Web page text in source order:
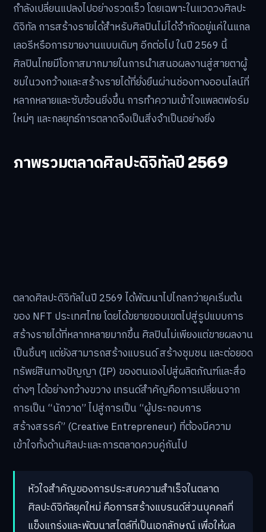
กำลังเปลี่ยนแปลงไปอย่างรวดเร็ว โดยเฉพาะในแวดวงศิลปะ
ดิจิทัล การสร้างรายได้สำหรับศิลปินไม่ได้จำกัดอยู่แค่ในแกล
เลอรีหรือการขายงานแบบเดิมๆ อีกต่อไป ในปี 2569 นี้
ศิลปินไทยมีโอกาสมากมายในการนำเสนอผลงานสู่สายตาผู้
ชมในวงกว้างและสร้างรายได้ที่ยั่งยืนผ่านช่องทางออนไลน์ที่
หลากหลายและซับซ้อนยิ่งขึ้น การทำความเข้าใจแพลตฟอร์ม
ใหม่ๆ และกลยุทธ์การตลาดจึงเป็นสิ่งจำเป็นอย่างยิ่ง
ภาพรวมตลาดศิลปะดิจิทัลปี 2569
ตลาดศิลปะดิจิทัลในปี 2569 ได้พัฒนาไปไกลกว่ายุคเริ่มต้น
ของ NFT ประเทศไทย โดยได้ขยายขอบเขตไปสู่รูปแบบการ
สร้างรายได้ที่หลากหลายมากขึ้น ศิลปินไม่เพียงแต่ขายผลงาน
เป็นชิ้นๆ แต่ยังสามารถสร้างแบรนด์ สร้างชุมชน และต่อยอด
ทรัพย์สินทางปัญญา (IP) ของตนเองไปสู่ผลิตภัณฑ์และสื่อ